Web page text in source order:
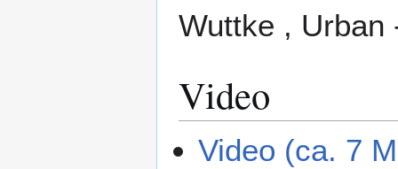
Wuttke , Urban
Video
Video (ca. 7